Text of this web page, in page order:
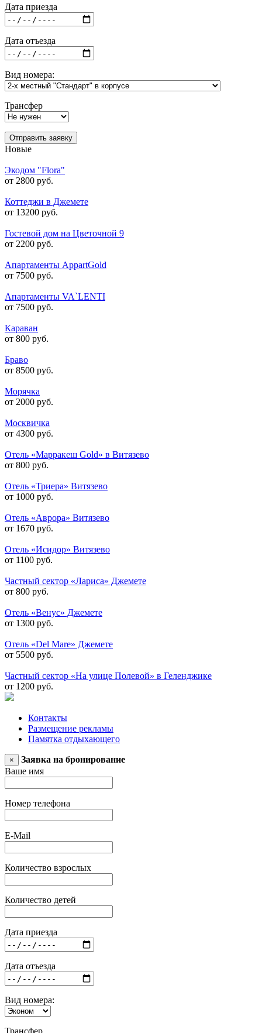
Дата приезда
Дата отъезда
Вид номера:
Трансфер
Отправить заявку
Новые
Экодом "Flora"
от 2800 руб.
Коттеджи в Джемете
от 13200 руб.
Гостевой дом на Цветочной 9
от 2200 руб.
Апартаменты AppartGold
от 7500 руб.
Апартаменты VA`LENTI
от 7500 руб.
Караван
от 800 руб.
Браво
от 8500 руб.
Морячка
от 2000 руб.
Москвичка
от 4300 руб.
Отель «Марракеш Gold» в Витязево
от 800 руб.
Отель «Триера» Витязево
от 1000 руб.
Отель «Аврора» Витязево
от 1670 руб.
Отель «Исидор» Витязево
от 1100 руб.
Частный сектор «Лариса» Джемете
от 800 руб.
Отель «Венус» Джемете
от 1300 руб.
Отель «Del Mare» Джемете
от 5500 руб.
Частный сектор «На улице Полевой» в Геленджике
от 1200 руб.
Контакты
Размещение рекламы
Памятка отдыхающего
×
Заявка на бронирование
Ваше имя
Номер телефона
E-Mail
Количество взрослых
Количество детей
Дата приезда
Дата отъезда
Вид номера: